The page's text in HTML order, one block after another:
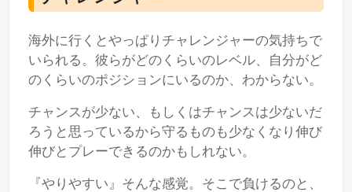
海外に行くとやっぱりチャレンジャーの気持ちで
いられる。彼らがどのくらいのレベル、自分がど
のくらいのポジションにいるのか、わからない。
チャンスが少ない、もしくはチャンスは少ないだ
ろうと思っているから守るものも少なくなり伸び
伸びとプレーできるのかもしれない。
『やりやすい』そんな感覚。そこで負けるのと、